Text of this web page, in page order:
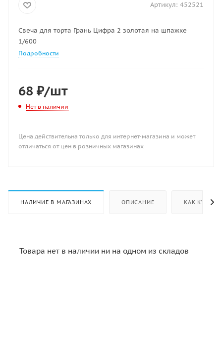
Артикул: 452521
Свеча для торта Грань Цифра 2 золотая на шпажке
1/600
Подробности
68 ₽/шт
Нет в наличии
Цена действительна только для интернет-магазина и может
отличаться от цен в розничных магазинах
НАЛИЧИЕ В МАГАЗИНАХ ОПИСАНИЕ КАК КУПИТЬ
Товара нет в наличии ни на одном из складов